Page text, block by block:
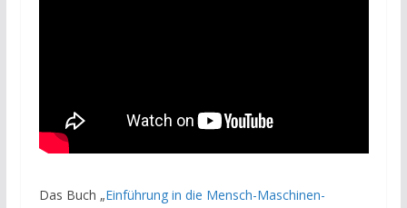
Das Buch „Einführung in die Mensch-Maschinen-